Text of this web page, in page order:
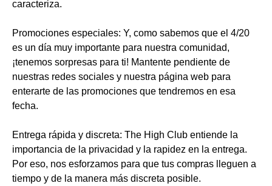
caracteriza.
Promociones especiales: Y, como sabemos que el 4/20
es un día muy importante para nuestra comunidad,
¡tenemos sorpresas para ti! Mantente pendiente de
nuestras redes sociales y nuestra página web para
enterarte de las promociones que tendremos en esa
fecha.
Entrega rápida y discreta: The High Club entiende la
importancia de la privacidad y la rapidez en la entrega.
Por eso, nos esforzamos para que tus compras lleguen a
tiempo y de la manera más discreta posible.